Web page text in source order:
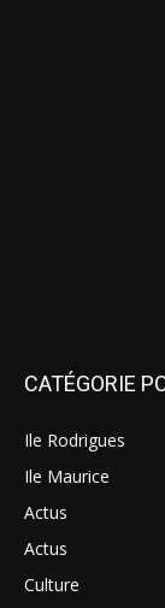
CATÉGORIE
Ile Rodrigues
Ile Maurice
Actus
Actus
Culture